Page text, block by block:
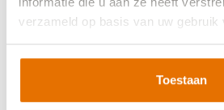
verzameld op basis van uw gebruik
We werken samen met13 derden
kunnen ontvangen en verwerken.
Toestaan